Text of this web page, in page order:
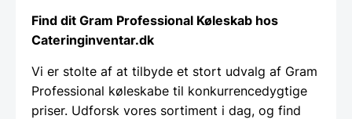
Find dit Gram Professional Køleskab hos
Cateringinventar.dk
Vi er stolte af at tilbyde et stort udvalg af Gram
Professional køleskabe til konkurrencedygtige
priser. Udforsk vores sortiment i dag, og find